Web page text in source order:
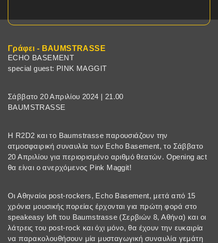
Γράφει - BAUMSTRASSE
ECHO BASEMENT
special guest: PINK MAGGIT
Σάββατο 20 Απριλίου 2024 | 21.00
BAUMSTRASSE
H R2D2 και το Baumstrasse παρουσιάζουν την
ατμοσφαιρική συναυλία των Εcho Basement, το Σάββατο
20 Απριλίου για περιορισμένο αριθμό θεατών. Opening act
θα είναι ο ανερχόμενος Pink Maggit!
Οι Αθηναίοι post-rockers, Echo Basement, μετά από 15
χρόνια μουσικής πορείας έρχονται για πρώτη φορά στο
speakeasy loft του Baumstrasse (Σερβιών 8, Αθήνα) και οι
λάτρεις του post-rock και όχι μόνο, θα έχουν την ευκαιρία
να παρακολουθήσουν μία μυσταγωγική συναυλία γεμάτη